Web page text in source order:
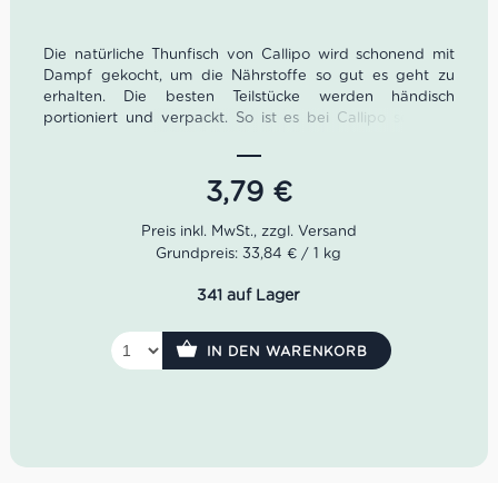
Die natürliche Thunfisch von Callipo wird schonend mit
Dampf gekocht, um die Nährstoffe so gut es geht zu
erhalten. Die besten Teilstücke werden händisch
portioniert und verpackt. So ist es bei Callipo seit fünf
Nettogewicht: 160 g
Abtropfgewicht: 112 g
3,79 €
Grundpreis: 33,84 € / 1 kg
341 auf Lager
IN DEN WARENKORB